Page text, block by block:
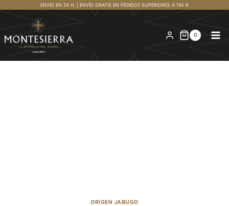
contenido
ENVÍO EN 24 H. | ENVÍO GRATIS EN PEDIDOS SUPERIORES A 150 €
0
ORIGEN JABUGO